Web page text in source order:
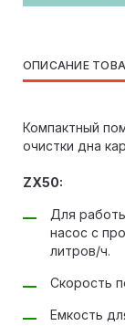
ОПИСАНИЕ
Компактный
очистки дна
ZX50:
Для
насос с
литров/ч.
Скорость
Емкость